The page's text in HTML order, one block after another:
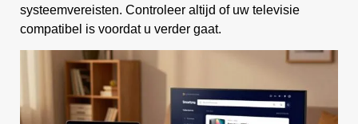
systeemvereisten. Controleer altijd of uw televisie
compatibel is voordat u verder gaat.